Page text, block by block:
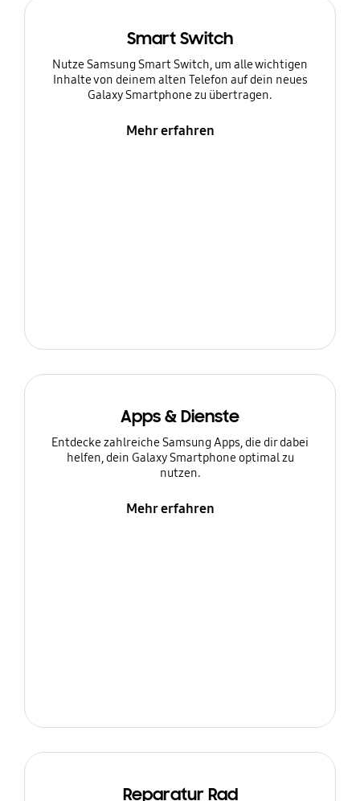
Smart Switch
Nutze Samsung Smart Switch, um alle wichtigen
Inhalte von deinem alten Telefon auf dein neues
Galaxy Smartphone zu übertragen.
Mehr erfahren
Apps & Dienste
Entdecke zahlreiche Samsung Apps, die dir dabei
helfen, dein Galaxy Smartphone optimal zu
nutzen.
Mehr erfahren
Reparatur Rad